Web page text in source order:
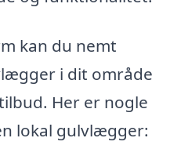
kan du nemt
i dit område
Her er nogle
lokal gulvlægger: